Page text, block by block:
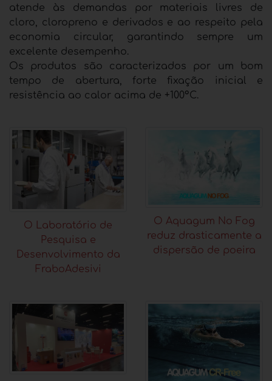
atende às demandas por materiais livres de
cloro, cloropreno e derivados e ao respeito pela
economia circular, garantindo sempre um
excelente desempenho.
Os produtos são caracterizados por um bom
tempo de abertura, forte fixação inicial e
resistência ao calor acima de +100°C.
O Laboratório de
Pesquisa e
Desenvolvimento da
FraboAdesivi
O Aquagum No Fog
reduz drasticamente a
dispersão de poeira